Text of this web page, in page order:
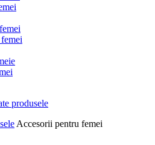
Accesorii pentru femei